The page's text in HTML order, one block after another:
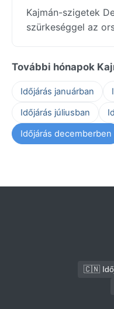
Kajmán-szigetek
szürkeséggel az
További hónapok
Időjárás januárban
Időjárás júliusban
Időjárás decemberben
🇨🇳